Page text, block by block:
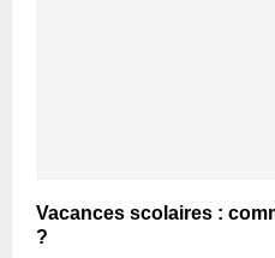
Vacances scolaires :
?